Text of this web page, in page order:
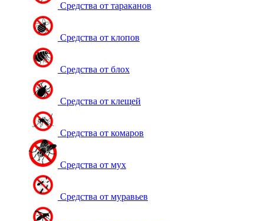
Средства от тараканов
Средства от клопов
Средства от блох
Средства от клещей
Средства от комаров
Средства от мух
Средства от муравьев